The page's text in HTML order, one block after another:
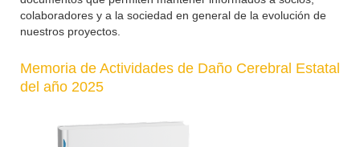
colaboradores y a la sociedad en general de la evolución de
nuestros proyectos.
Memoria de Actividades de Daño Cerebral Estatal
del año 2025